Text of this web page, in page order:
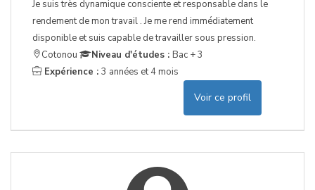
Je suis très dynamique consciente et responsable dans le
rendement de mon travail . Je me rend immédiatement
disponible et suis capable de travailler sous pression.
Cotonou
Niveau d'études : Bac + 3
Expérience : 3 années et 4 mois
Voir ce profil